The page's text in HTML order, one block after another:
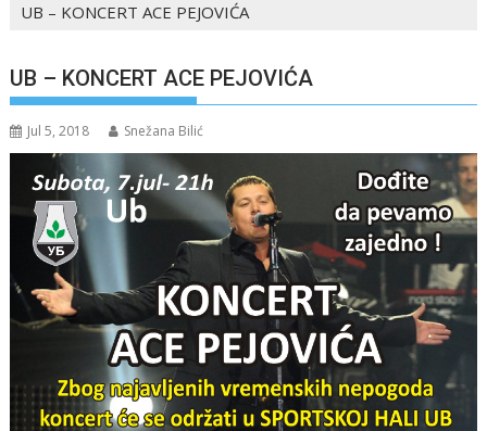
UB – KONCERT ACE PEJOVIĆA
UB – KONCERT ACE PEJOVIĆA
Jul 5, 2018 Snežana Bilić